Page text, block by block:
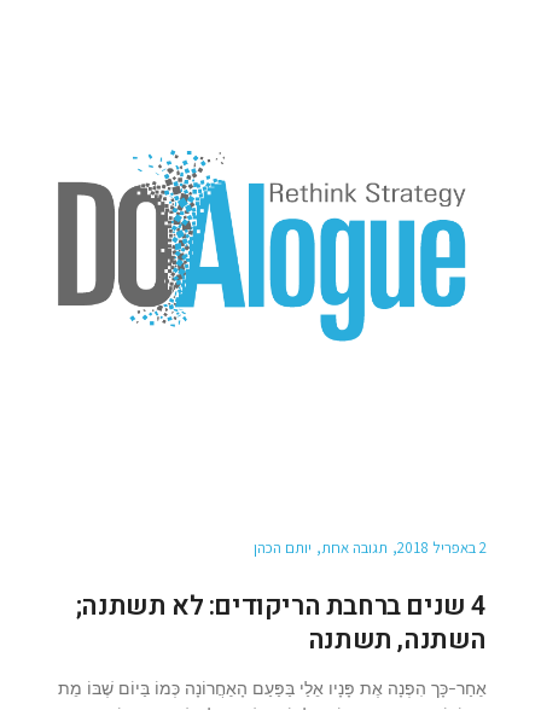
2 באפריל 2018 תגובה אחת יותם הכהן
4 שנים ברחבת הריקודים: לא תשתנה;
השתנה, תשתנה
אַחַר-כָּך הִפְנָה אֶת פָּנָיו אֵלַי בַּפַּעַם הָאַחֲרוֹנָה כְּמוֹ בַּיוֹם שֶׁבּוֹ מֵת